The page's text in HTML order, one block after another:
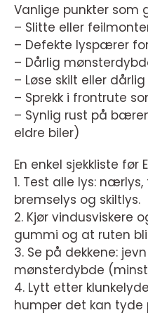
Vanlige punkter som
– Slitte eller
– Defekte lyspærer
– Dårlig
– Løse skilt eller
– Sprekk i frontrute
– Synlig rust på
eldre biler)
En enkel sjekkliste før
1. Test alle lys: nærlys,
bremselys og skiltlys.
2. Kjør vindusviskere
gummi og at ruten
3. Se på dekkene:
mønsterdybde
4. Lytt etter
humper det kan tyde